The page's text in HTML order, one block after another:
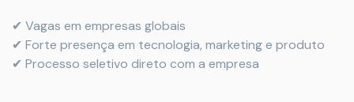
✔ Vagas em empresas globais
✔ Forte presença em tecnologia, marketing e produto
✔ Processo seletivo direto com a empresa